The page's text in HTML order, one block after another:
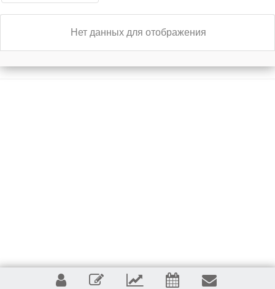
Нет данных для отображения